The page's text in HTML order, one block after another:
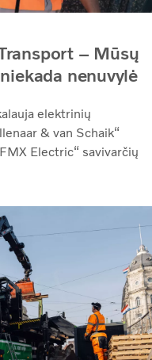
– Mūsų
nenuvylė
elektrinių
& van Schaik“
Electric“ savivarčių